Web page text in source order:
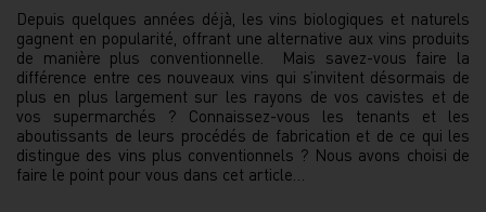
Depuis quelques années déjà, les vins biologiques et naturels
gagnent en popularité, offrant une alternative aux vins produits
de manière plus conventionnelle. Mais savez-vous faire la
différence entre ces nouveaux vins qui s’invitent désormais de
plus en plus largement sur les rayons de vos cavistes et de
vos supermarchés ? Connaissez-vous les tenants et les
aboutissants de leurs procédés de fabrication et de ce qui les
distingue des vins plus conventionnels ? Nous avons choisi de
faire le point pour vous dans cet article…